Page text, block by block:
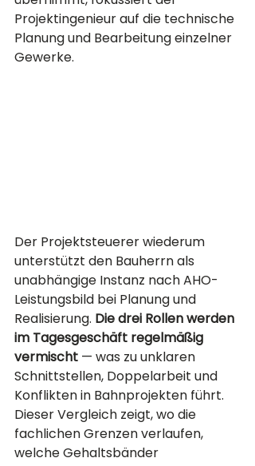
Projektingenieur auf die technische
Planung und Bearbeitung einzelner
Gewerke.
Der Projektsteuerer wiederum
unterstützt den Bauherrn als
unabhängige Instanz nach AHO-
Leistungsbild bei Planung und
Realisierung. Die drei Rollen werden
im Tagesgeschäft regelmäßig
vermischt — was zu unklaren
Schnittstellen, Doppelarbeit und
Konflikten in Bahnprojekten führt.
Dieser Vergleich zeigt, wo die
fachlichen Grenzen verlaufen,
welche Gehaltsbänder